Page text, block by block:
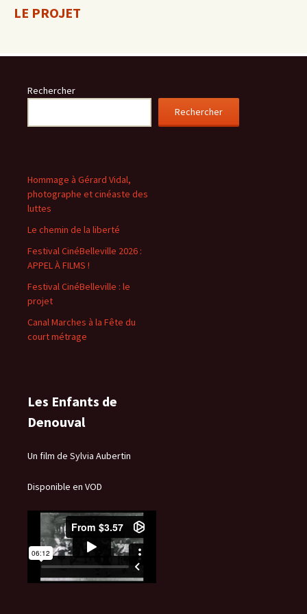
LE PROJET
Rechercher
Rechercher
Hommage à Gérard Vidal,
photographe et cinéaste des
luttes
Le chemin de la liberté
Festival CinéBelleville 2026 :
APPEL À FILMS !
Festival CinéBelleville : le
projet
Canal Marches à la Fête du
court métrage
Les Enfants de
Denouval
Un film de Sylvia Aubertin
Disponible en VOD